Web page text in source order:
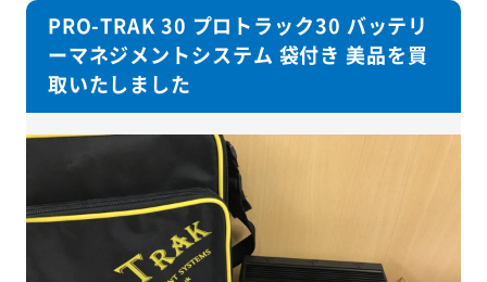
PRO-TRAK 30 プロトラック30 バッテリ
ーマネジメントシステム 袋付き 美品を買
取いたしました